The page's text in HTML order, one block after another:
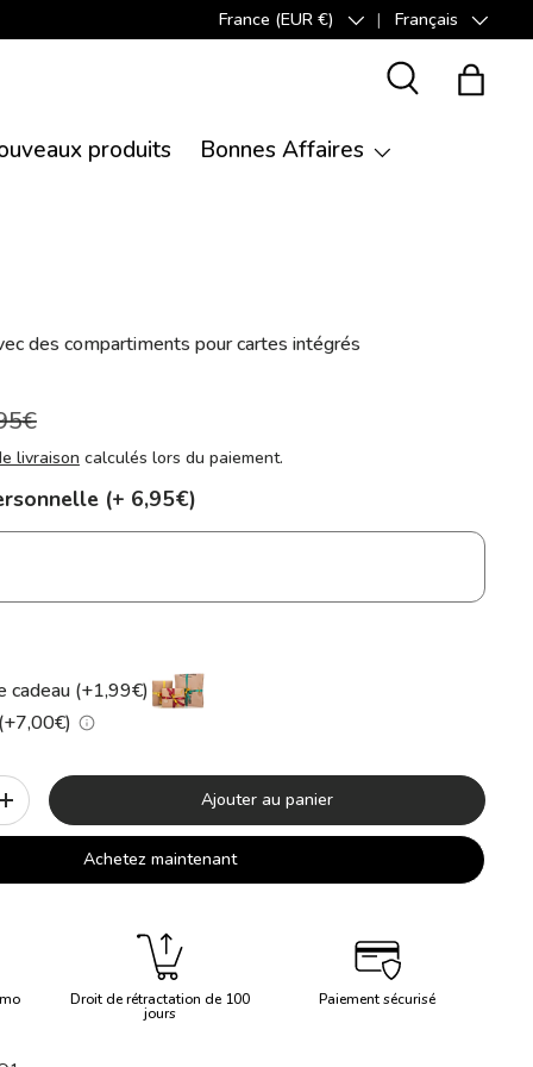
Pays
France (EUR €) LangueFrançais
RecherchePanier
produits Bonnes Affaires
des compartiments pour cartes intégrés
livraison calculés lors du paiement.
(+ 6,95€)
cadeau (+1,99€)
+ Ajouter au panier
Achetez maintenant
Droit de rétractation de 100
jours
Paiement sécurisé